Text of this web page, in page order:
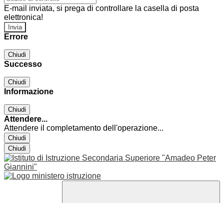
E-mail inviata, si prega di controllare la casella di posta
elettronica!
Errore
Chiudi
Successo
Chiudi
Informazione
Chiudi
Attendere...
Attendere il completamento dell'operazione...
Chiudi
Chiudi